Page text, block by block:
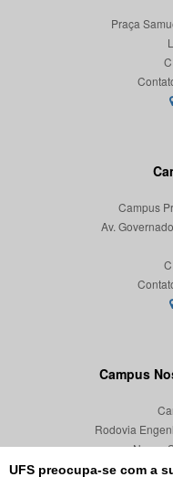
UFS preocupa-se com a
Praça
Campus
Av.
Campus
Rodovia
Nossa